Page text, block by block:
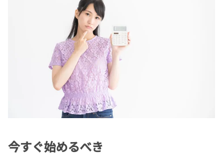
今すぐ始めるべき